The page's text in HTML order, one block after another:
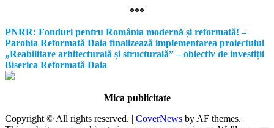
***
PNRR: Fonduri pentru România modernă și reformată! –
Parohia Reformată Daia finalizează implementarea proiectului
„Reabilitare arhitecturală și structurală” – obiectiv de investiții
Biserica Reformată Daia
Mica publicitate
Copyright © All rights reserved. | CoverNews by AF themes.